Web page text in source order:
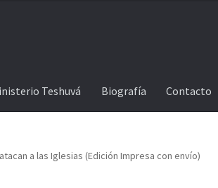
Teshuvá Biografía Contacto
a las Iglesias (Edición Impresa con envío)